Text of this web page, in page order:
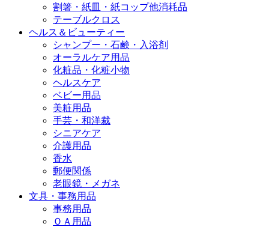
割箸・紙皿・紙コップ他消耗品
テーブルクロス
ヘルス＆ビューティー
シャンプー・石鹸・入浴剤
オーラルケア用品
化粧品・化粧小物
ヘルスケア
ベビー用品
美粧用品
手芸・和洋裁
シニアケア
介護用品
香水
郵便関係
老眼鏡・メガネ
文具・事務用品
事務用品
ＯＡ用品